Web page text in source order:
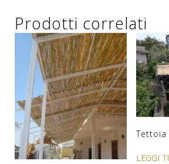
Prodotti correlati
Tettoia
LEGGI